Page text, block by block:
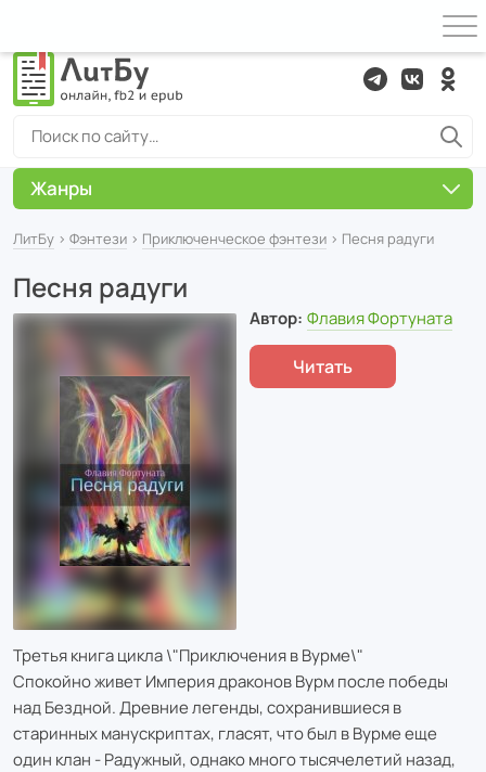
ЛитБу › Фэнтези › Приключенческое фэнтези › Песня радуги
Песня радуги
Автор: Флавия Фортуната
Читать
Третья книга цикла \"Приключения в Вурме\"
Спокойно живет Империя драконов Вурм после победы
над Бездной. Древние легенды, сохранившиеся в
старинных манускриптах, гласят, что был в Вурме еще
один клан - Радужный, однако много тысячелетий назад,
Жанры